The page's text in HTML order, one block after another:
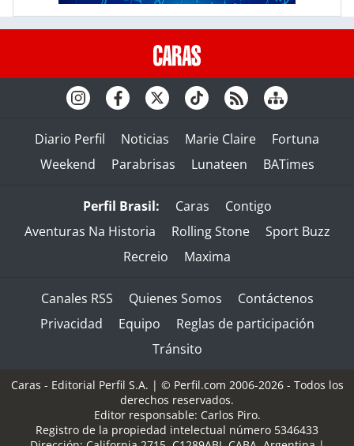
Diario Perfil Noticias Marie Claire
Fortuna
Weekend
Parabrisas Lunateen BATimes
Perfil Brasil: Caras
Contigo
Aventuras Na Historia
Rolling Stone
Sport Buzz
Recreio
Maxima
Canales RSS Quienes Somos
Contáctenos
Privacidad
Equipo
Reglas de participación
Tránsito
Caras - Editorial Perfil S.A. | © Perfil.com 2006-2026 - Todos los
derechos reservados.
Editor responsable: Carlos Piro.
Registro de la propiedad intelectual número 5346433